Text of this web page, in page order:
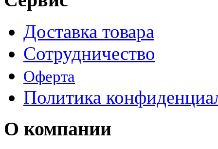
Доставка товара
Сотрудничество
Оферта
Политика
О компании